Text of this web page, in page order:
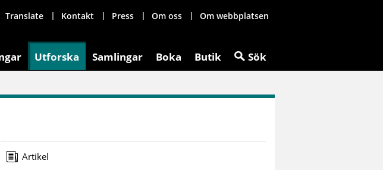
Translate Kontakt Press Om oss Om webbplatsen
Utforska Samlingar Boka Butik Sök
Artikel